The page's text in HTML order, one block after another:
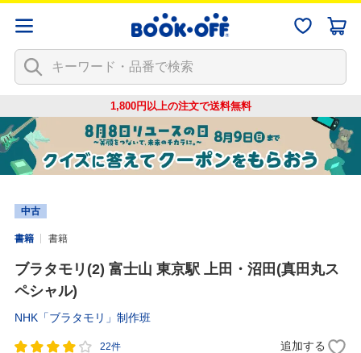
1,800円以上の注文で送料無料
中古
書籍 書籍
ブラタモリ(2) 富士山 東京駅 上田・沼田(真田丸ス
ペシャル)
NHK「ブラタモリ」制作班
22件 追加する